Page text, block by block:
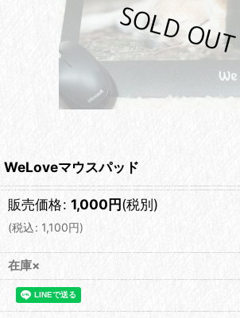
WeLoveマウスパッド
販売価格: 1,000円(税別)
(税込: 1,100円)
在庫×